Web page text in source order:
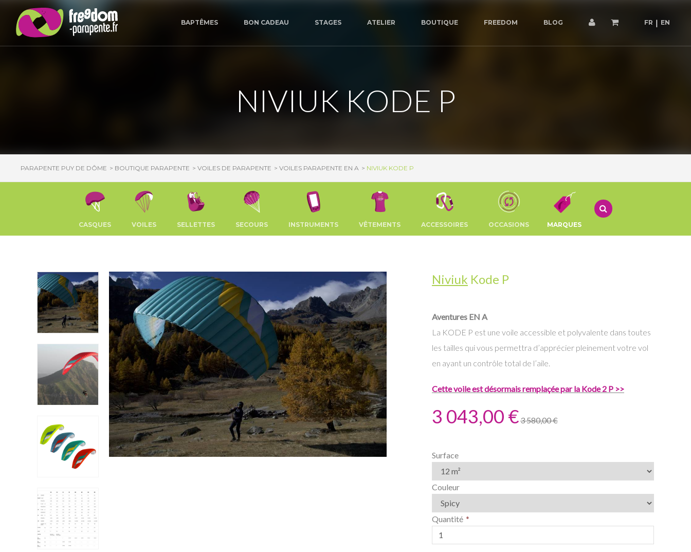
BAPTÊMES BON CADEAU STAGES ATELIER BOUTIQUE FREEDOM BLOG FR EN
NIVIUK KODE P
PARAPENTE PUY DE DÔME BOUTIQUE PARAPENTE VOILES DE PARAPENTE VOILES PARAPENTE EN A NIVIUK KODE P
CASQUES VOILES SELLETTES SECOURS INSTRUMENTS VÊTEMENTS ACCESSOIRES OCCASIONS MARQUES
Niviuk Kode P
Aventures EN A
La KODE P est une voile accessible et polyvalente dans toutes
les tailles qui vous permettra d’apprécier pleinement votre vol
en ayant un contrôle total de l’aile.
Cette voile est désormais remplaçée par la Kode 2 P >>
3 043,00 €3 580,00 €
Surface
Couleur
Quantité